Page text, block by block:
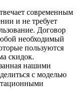
современным
и не требует
Договор
необходимый
пользуются
скидок.
нашими
с моделью